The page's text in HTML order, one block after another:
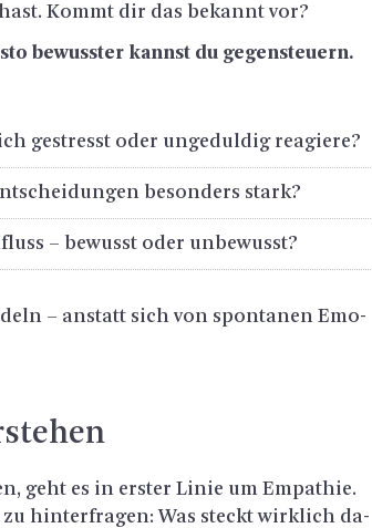
Kommt dir das be­kannt vor?
be­wuss­ter kannst du ge­gen­steu­ern.
ge­stresst oder un­ge­dul­dig re­agie­re?
be­son­ders stark?
– be­wusst oder un­be­wusst?
– an­statt sich von spon­ta­nen Emo­
geht es in ers­ter Linie um Em­pa­thie.
zu hin­ter­fra­gen: Was steckt wirk­lich da­